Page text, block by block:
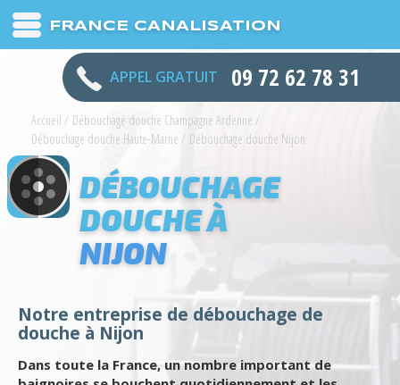
FRANCE CANALISATION
APPEL GRATUIT 09 72 62 78 31
Accueil / Débouchage douche Champagne Ardenne /
Débouchage douche Haute-Marne / Débouchage douche Nijon
DÉBOUCHAGE
DOUCHE À
NIJON
Notre entreprise de débouchage de
douche à Nijon
Dans toute la France, un nombre important de